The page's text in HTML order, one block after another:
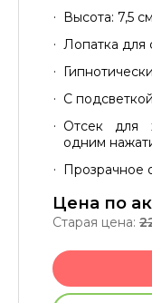
Высота: 7,5 см
Лопатка для
С
Отсек для
одним
Прозрачное
Цена по
Старая цена: